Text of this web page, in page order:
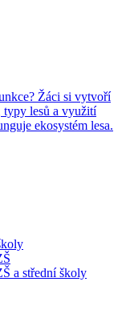
Žáci si vytvoří
typy lesů a využití
ekosystém lesa.
a střední školy